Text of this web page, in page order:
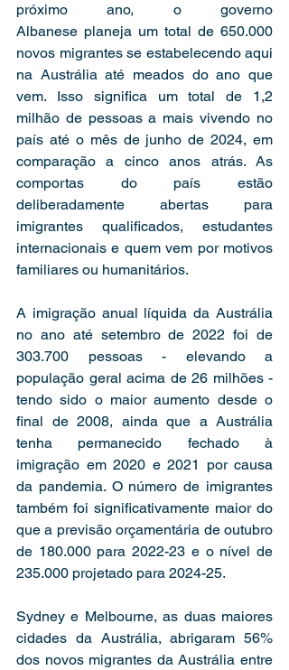
próximo ano, o governo
Albanese planeja um total de 650.000
novos migrantes se estabelecendo aqui
na Austrália até meados do ano que
vem. Isso significa um total de 1,2
milhão de pessoas a mais vivendo no
país até o mês de junho de 2024, em
comparação a cinco anos atrás. As
comportas do país estão
deliberadamente abertas para
imigrantes qualificados, estudantes
internacionais e quem vem por motivos
familiares ou humanitários.
A imigração anual líquida da Austrália
no ano até setembro de 2022 foi de
303.700 pessoas - elevando a
população geral acima de 26 milhões -
tendo sido o maior aumento desde o
final de 2008, ainda que a Austrália
tenha permanecido fechado à
imigração em 2020 e 2021 por causa
da pandemia. O número de imigrantes
também foi significativamente maior do
que a previsão orçamentária de outubro
de 180.000 para 2022-23 e o nível de
235.000 projetado para 2024-25.
Sydney e Melbourne, as duas maiores
cidades da Austrália, abrigaram 56%
dos novos migrantes da Austrália entre